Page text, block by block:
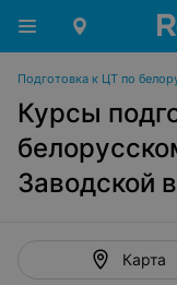
Подготовка к ЦТ по
Курсы
Заводской
Карта